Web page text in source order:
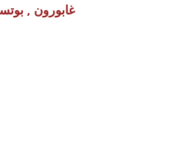
غابورون ,